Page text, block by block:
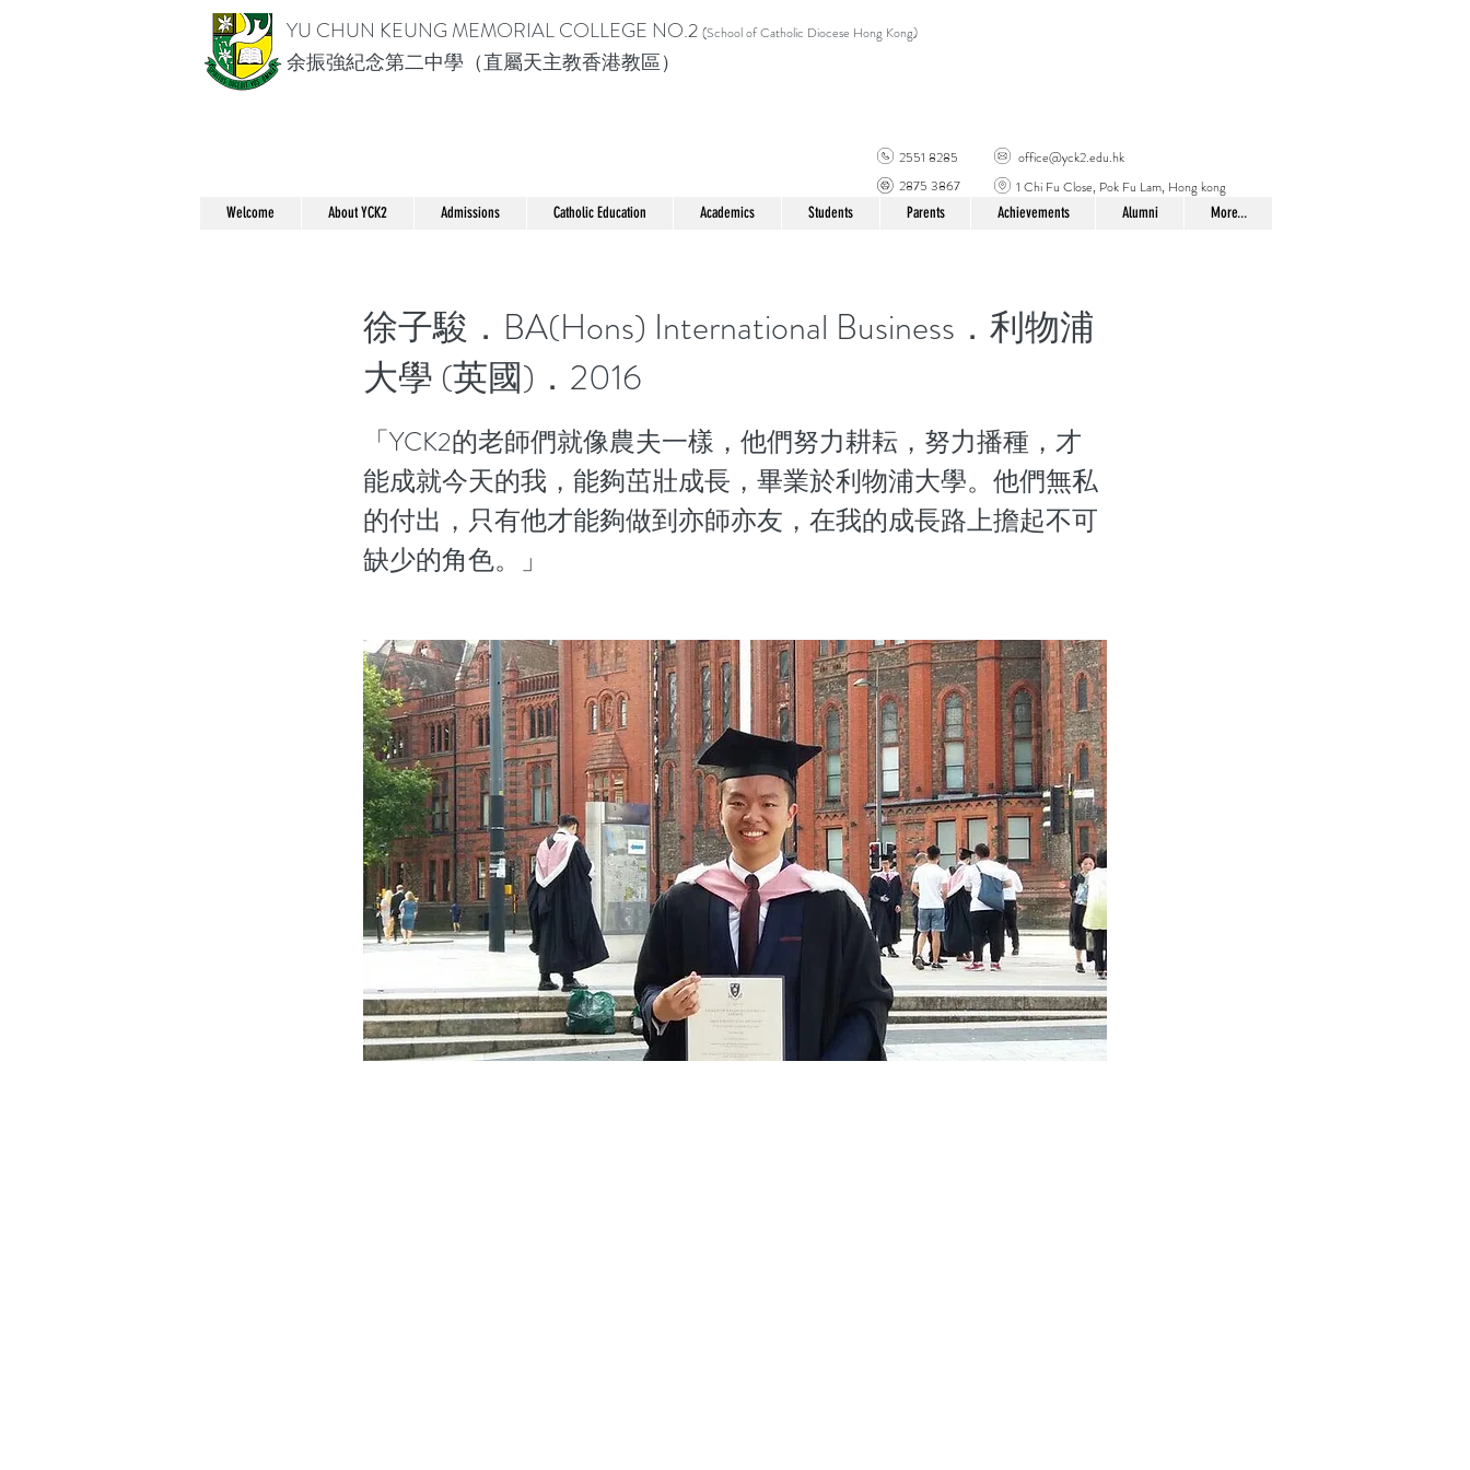
YU CHUN KEUNG MEMORIAL COLLEGE NO.2 (School of Catholic Diocese Hong Kong)
余振強紀念第二中學（直屬天主教香港教區）
2551 8285
office@yck2.edu.hk
2875 3867
1 Chi Fu Close, Pok Fu Lam, Hong kong
Welcome About YCK2 Admissions Catholic Education Academics Students Parents Achievements Alumni More...
徐子駿．BA(Hons) International Business．利物浦
大學 (英國)．2016
「YCK2的老師們就像農夫一樣，他們努力耕耘，努力播種，才
能成就今天的我，能夠茁壯成長，畢業於利物浦大學。他們無私
的付出，只有他才能夠做到亦師亦友，在我的成長路上擔起不可
缺少的角色。」